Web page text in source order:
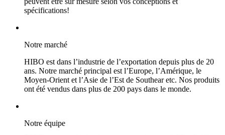
spécifications!
Notre marché
HIBO est dans l’industrie de l’exportation depuis plus de 20
ans. Notre marché principal est l’Europe, l’Amérique, le
Moyen-Orient et l’Asie de l’Est de Southear etc. Nos produits
ont été vendus dans plus de 200 pays dans le monde.
Notre équipe